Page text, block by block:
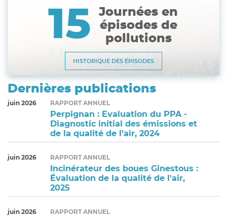
15
Journées en
épisodes de
pollutions
HISTORIQUE DES ÉPISODES
Dernières publications
juin 2026 RAPPORT ANNUEL
Perpignan : Evaluation du PPA -
Diagnostic initial des émissions et
de la qualité de l'air, 2024
juin 2026 RAPPORT ANNUEL
Incinérateur des boues Ginestous :
Évaluation de la qualité de l'air,
2025
juin 2026 RAPPORT ANNUEL